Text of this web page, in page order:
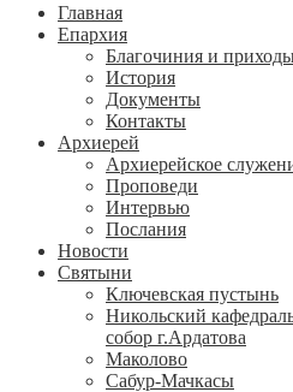
Главная
Епархия
Благочиния и
История
Документы
Контакты
Архиерей
Архиерейское
Проповеди
Интервью
Послания
Новости
Святыни
Ключевская пустынь
Никольский
собор г.Ардатова
Маколово
Сабур-Мачкасы